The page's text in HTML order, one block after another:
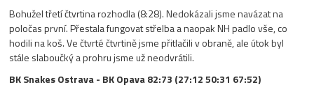
Bohužel třetí čtvrtina rozhodla (8:28). Nedokázali jsme navázat na
poločas první. Přestala fungovat střelba a naopak NH padlo vše, co
hodili na koš. Ve čtvrté čtvrtině jsme přitlačili v obraně, ale útok byl
stále slaboučký a prohru jsme už neodvrátili.
BK Snakes Ostrava - BK Opava 82:73 (27:12 50:31 67:52)